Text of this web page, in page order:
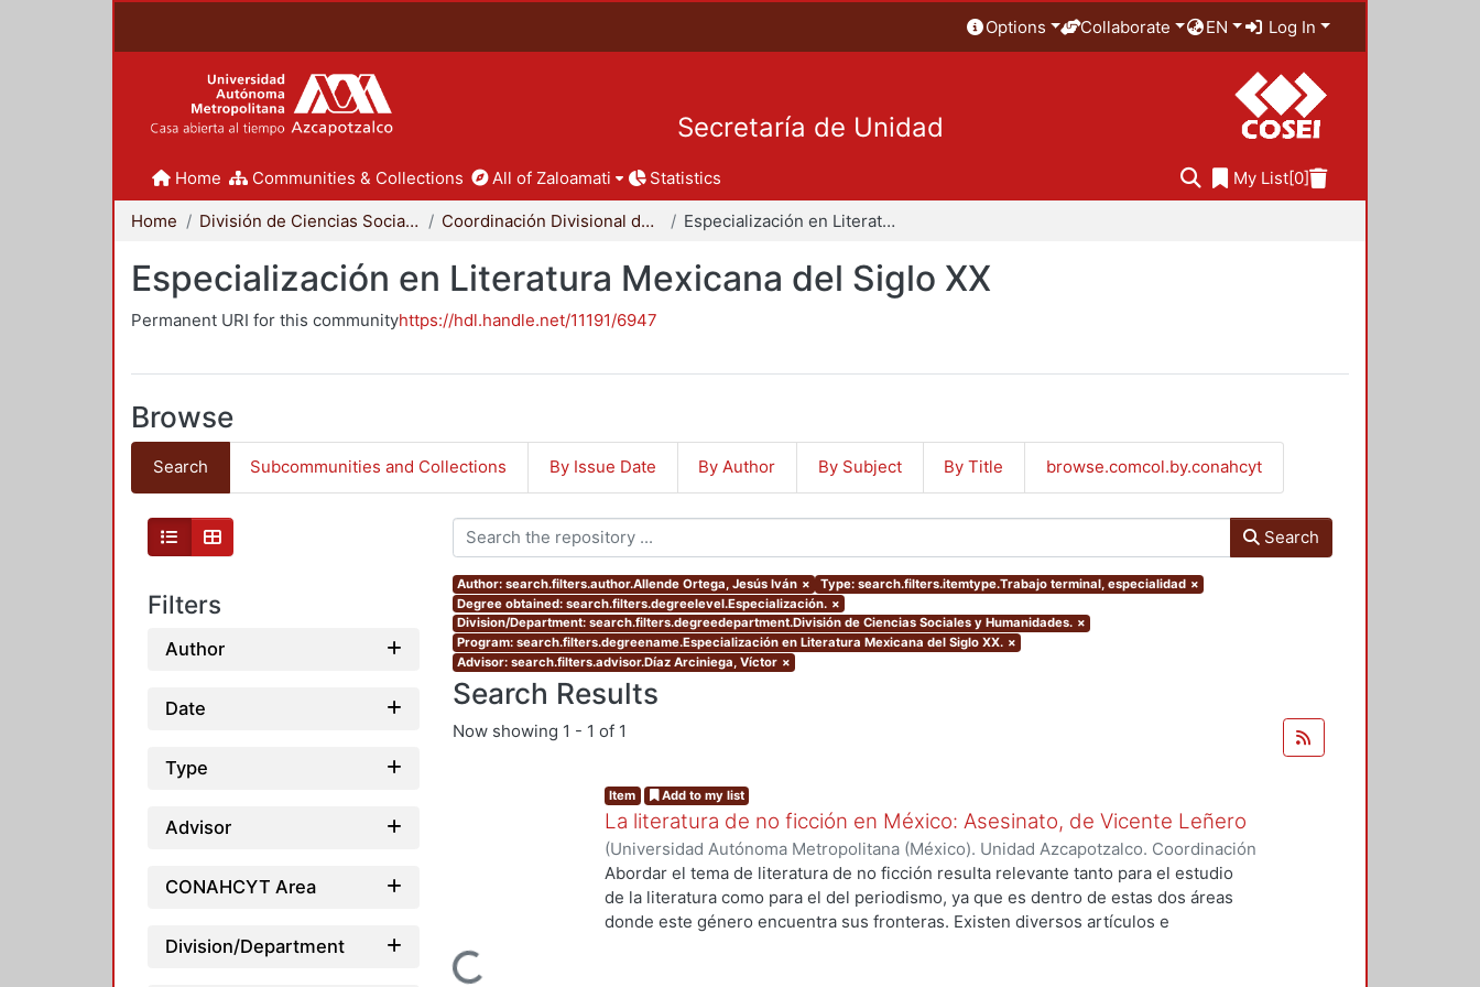
Options Collaborate EN Log In
Secretaría de Unidad
Home Communities & Collections All of Zaloamati Statistics My List[0]
Home División de Ciencias Sociales y Humanidades Coordinación Divisional de Posgrado Especialización en Literatura Mexicana del Siglo XX
Especialización en Literatura Mexicana del Siglo XX
Permanent URI for this communityhttps://hdl.handle.net/11191/6947
Browse
Search Subcommunities and Collections By Issue Date By Author By Subject By Title browse.comcol.by.conahcyt
Filters
Author
Date
Type
Advisor
CONAHCYT Area
Division/Department
Search
Author: search.filters.author.Allende Ortega, Jesús Iván × Type: search.filters.itemtype.Trabajo terminal, especialidad ×
Degree obtained: search.filters.degreelevel.Especialización. ×
Division/Department: search.filters.degreedepartment.División de Ciencias Sociales y Humanidades. ×
Program: search.filters.degreename.Especialización en Literatura Mexicana del Siglo XX. ×
Advisor: search.filters.advisor.Díaz Arciniega, Víctor ×
Search Results
Now showing 1 - 1 of 1
Item Add to my list
La literatura de no ficción en México: Asesinato, de Vicente Leñero
(Universidad Autónoma Metropolitana (México). Unidad Azcapotzalco. Coordinación
de Servicios de Información.,2023-10)Allende Ortega, Jesús Iván
Abordar el tema de literatura de no ficción resulta relevante tanto para el estudio
de la literatura como para el del periodismo, ya que es dentro de estas dos áreas
donde este género encuentra sus fronteras. Existen diversos artículos e